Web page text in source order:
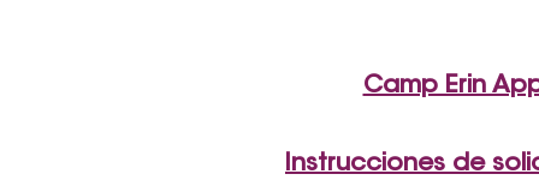
Camp Erin
​Instrucciones de